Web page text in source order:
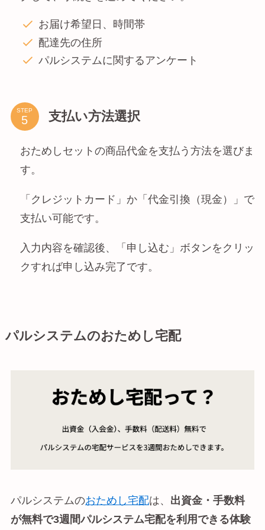
お届け希望日、時間帯
配達先の住所
パルシステムに関するアンケート
STEP 支払い方法選択
おためしセットの商品代金を支払う方法を選びま
す。
「クレジットカード」か「代金引換（現金）」で
支払い可能です。
入力内容を確認後、「申し込む」ボタンをクリッ
クすれば申し込み完了です。
パルシステムのおためし宅配
パルシステムのおためし宅配は、 出資金・手数料
が無料で3週間パルシステム宅配を利用できる体験